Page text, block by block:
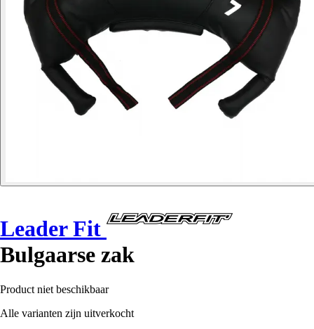
Leader Fit
Bulgaarse zak
Product niet beschikbaar
Alle varianten zijn uitverkocht